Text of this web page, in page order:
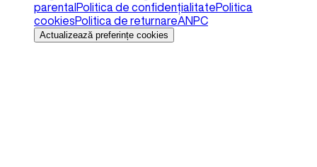
parental Politica de confidențialitatePolitica
cookiesPolitica de returnareANPC
Actualizează preferințe cookies